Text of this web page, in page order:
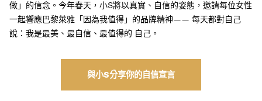
做」的信念。今年春天，小S將以真實、自信的姿態，邀請每位女性
一起響應巴黎萊雅「因為我值得」的品牌精神—— 每天都對自己
說：我是最美、最自信、最值得的 自己。
與小S分享你的自信宣言